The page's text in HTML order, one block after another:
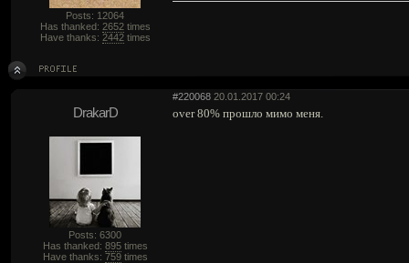
Posts: 12064
Has thanked: 2652times
Have thanks: 2442times
#220068 20.01.2017 00:24
DrakarD
Posts: 6300
Has thanked: 895times
Have thanks: 759times
over 80% прошло мимо меня.